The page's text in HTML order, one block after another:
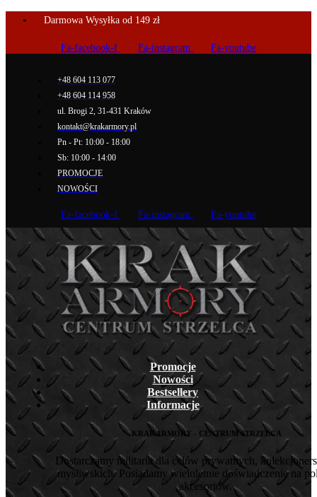
Darmowa Wysyłka od 149 zł
Fa-facebook-f Fa-instagram Fa-youtube
+48 604 113 077
+48 604 114 958
ul. Brogi 2, 31-431 Kraków
kontakt@krakarmory.pl
Pn - Pt: 10:00 - 18:00
Sb: 10:00 - 14:00
PROMOCJE
NOWOŚCI
Fa-facebook-f Fa-instagram Fa-youtube
Promocje
Nowości
Bestsellery
Informacje
KRAKARMORY - CENTRUM STRZELCA
Dostarczamy militaria dla celów prywatnych,
myśliwskich. Posiadamy wieloletnie doświadczenie na
akcesoriów.